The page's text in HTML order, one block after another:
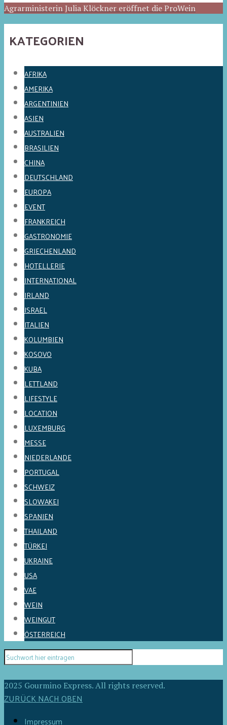
Agrarministerin Julia Klöckner eröffnet die ProWein
KATEGORIEN
AFRIKA
AMERIKA
ARGENTINIEN
ASIEN
AUSTRALIEN
BRASILIEN
CHINA
DEUTSCHLAND
EUROPA
EVENT
FRANKREICH
GASTRONOMIE
GRIECHENLAND
HOTELLERIE
INTERNATIONAL
IRLAND
ISRAEL
ITALIEN
KOLUMBIEN
KOSOVO
KUBA
LETTLAND
LIFESTYLE
LOCATION
LUXEMBURG
MESSE
NIEDERLANDE
PORTUGAL
SCHWEIZ
SLOWAKEI
SPANIEN
THAILAND
TÜRKEI
UKRAINE
USA
VAE
WEIN
WEINGUT
ÖSTERREICH
2025 Gourmino Express. All rights reserved.
ZURÜCK NACH OBEN
Impressum